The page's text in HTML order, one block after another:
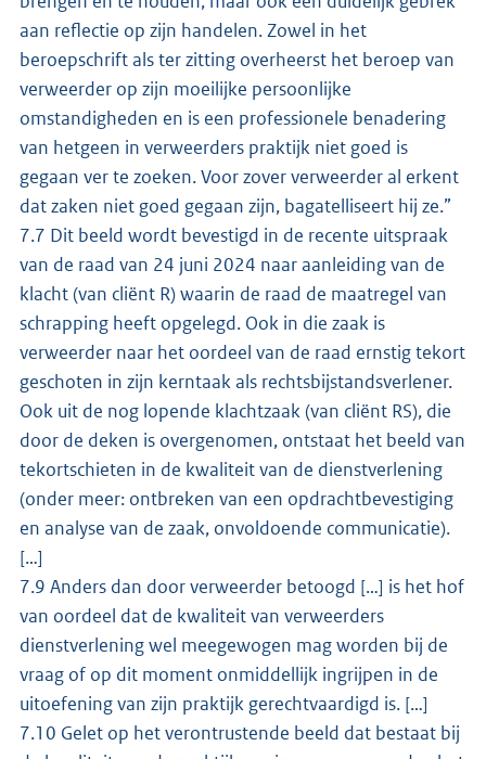
aan reflectie op zijn handelen. Zowel in het
beroepschrift als ter zitting overheerst het beroep van
verweerder op zijn moeilijke persoonlijke
omstandigheden en is een professionele benadering
van hetgeen in verweerders praktijk niet goed is
gegaan ver te zoeken. Voor zover verweerder al erkent
dat zaken niet goed gegaan zijn, bagatelliseert hij ze.”
7.7 Dit beeld wordt bevestigd in de recente uitspraak
van de raad van 24 juni 2024 naar aanleiding van de
klacht (van cliënt R) waarin de raad de maatregel van
schrapping heeft opgelegd. Ook in die zaak is
verweerder naar het oordeel van de raad ernstig tekort
geschoten in zijn kerntaak als rechtsbijstandsverlener.
Ook uit de nog lopende klachtzaak (van cliënt RS), die
door de deken is overgenomen, ontstaat het beeld van
tekortschieten in de kwaliteit van de dienstverlening
(onder meer: ontbreken van een opdrachtbevestiging
en analyse van de zaak, onvoldoende communicatie).
[…]
7.9 Anders dan door verweerder betoogd […] is het hof
van oordeel dat de kwaliteit van verweerders
dienstverlening wel meegewogen mag worden bij de
vraag of op dit moment onmiddellijk ingrijpen in de
uitoefening van zijn praktijk gerechtvaardigd is. […]
7.10 Gelet op het verontrustende beeld dat bestaat bij